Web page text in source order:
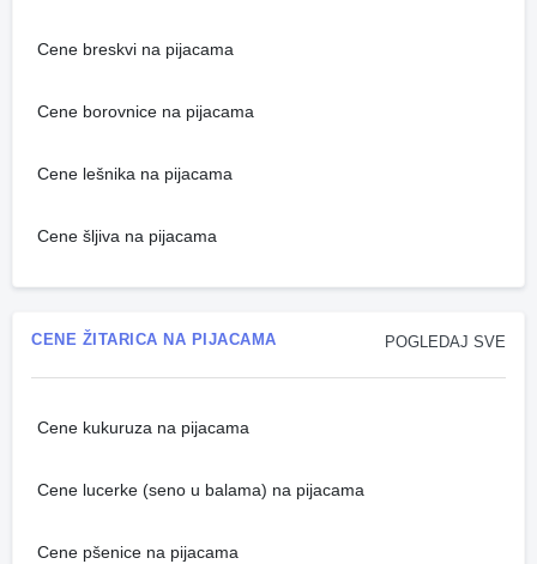
Cene breskvi na pijacama
Cene borovnice na pijacama
Cene lešnika na pijacama
Cene šljiva na pijacama
POGLEDAJ SVE
CENE ŽITARICA NA PIJACAMA
Cene kukuruza na pijacama
Cene lucerke (seno u balama) na pijacama
Cene pšenice na pijacama